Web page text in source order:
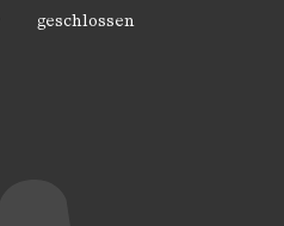
geschlossen